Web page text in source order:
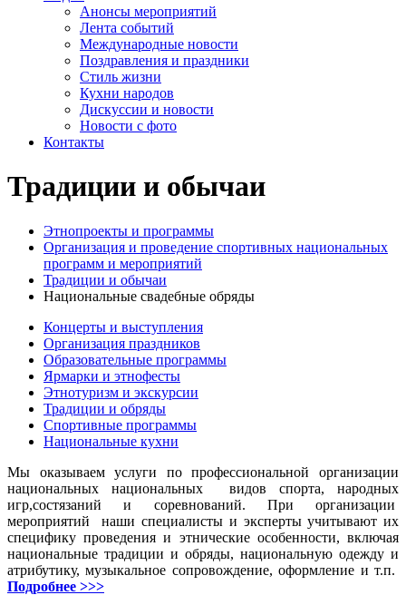
Анонсы мероприятий
Лента событий
Международные новости
Поздравления и праздники
Cтиль жизни
Кухни народов
Дискуссии и новости
Новости с фото
Контакты
Традиции и обычаи
Этнопроекты и программы
Организация и проведение спортивных национальных
программ и мероприятий
Традиции и обычаи
Национальные свадебные обряды
Концерты и выступления
Организация праздников
Образовательные программы
Ярмарки и этнофесты
Этнотуризм и экскурсии
Традиции и обряды
Спортивные программы
Национальные кухни
Мы оказываем услуги по профессиональной организации
национальных национальных видов спорта, народных
игр,состязаний и соревнований. При организации
мероприятий наши специалисты и эксперты учитывают их
специфику проведения и этнические особенности, включая
национальные традиции и обряды, национальную одежду и
атрибутику, музыкальное сопровождение, оформление и т.п.
Подробнее >>>